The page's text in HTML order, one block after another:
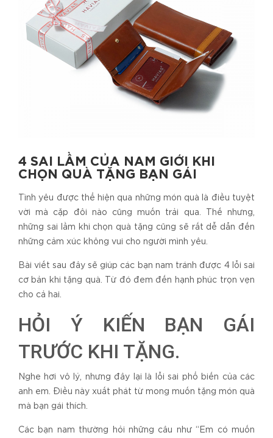
4 SAI LẦM CỦA NAM GIỚI KHI
CHỌN QUÀ TẶNG BẠN GÁI
Tình yêu được thể hiện qua những món quà là điều tuyệt
vời mà cặp đôi nào cũng muốn trải qua. Thế nhưng,
những sai lầm khi chọn quà tặng cũng sẽ rất dễ dẫn đến
những cảm xúc không vui cho người mình yêu.
Bài viết sau đây sẽ giúp các bạn nam tránh được 4 lỗi sai
cơ bản khi tặng quà. Từ đó đem đến hạnh phúc trọn vẹn
cho cả hai.
HỎI Ý KIẾN BẠN GÁI
TRƯỚC KHI TẶNG.
Nghe hơi vô lý, nhưng đây lại là lỗi sai phổ biến của các
anh em. Điều này xuất phát từ mong muốn tặng món quà
mà bạn gái thích.
Các bạn nam thường hỏi những câu như “Em có muốn